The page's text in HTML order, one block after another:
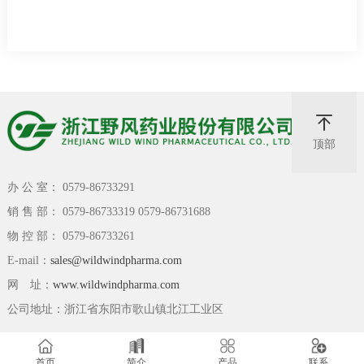
顶部
办 公 室： 0579-86733291
销 售 部： 0579-86733319 0579-86731688
物 控 部： 0579-86733261
E-mail： sales@wildwindpharma.com
网 址： www.wildwindpharma.com
公司地址：浙江省东阳市歌山镇北江工业区